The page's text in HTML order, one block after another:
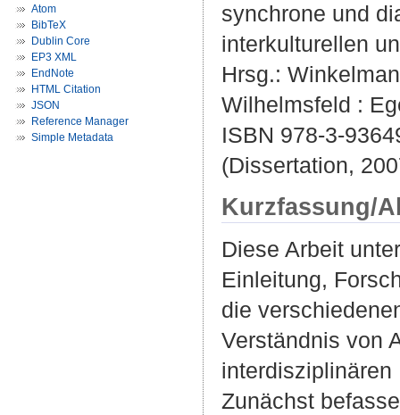
Atom
BibTeX
Dublin Core
EP3 XML
EndNote
HTML Citation
JSON
Reference Manager
Simple Metadata
synchrone und
interkulturellen
Hrsg.:
Wilhelmsfeld :
ISBN 978-3-
(Dissertation,
Kurzfassung/
Diese Arbeit
Einleitung,
die
Verständnis von
Zunächst